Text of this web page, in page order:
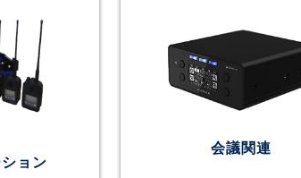
ョン
会議関連